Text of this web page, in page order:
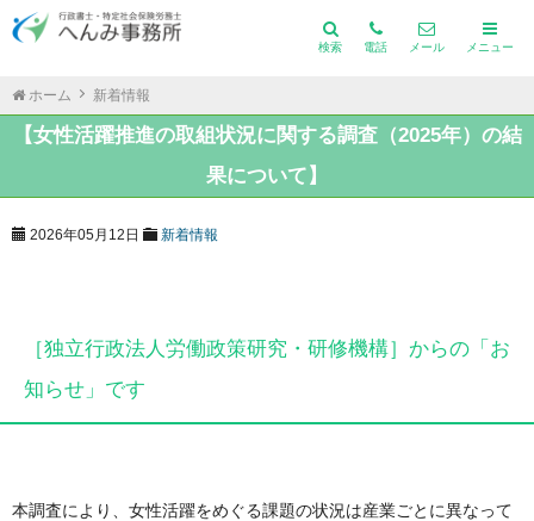
検索 電話 メール メニュー
ホーム 新着情報
【女性活躍推進の取組状況に関する調査（2025年）の結
果について】
2026年05月12日 新着情報
［独立行政法人労働政策研究・研修機構］からの「お
知らせ」です
本調査により、女性活躍をめぐる課題の状況は産業ごとに異なって